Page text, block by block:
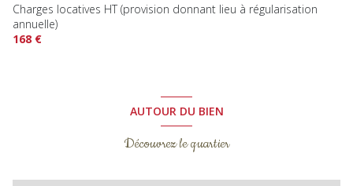
Charges locatives HT (provision donnant lieu à régularisation
annuelle)
168 €
AUTOUR DU BIEN
Découvrez le quartier